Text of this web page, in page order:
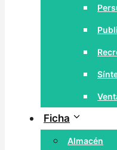
Ficha
Almacén